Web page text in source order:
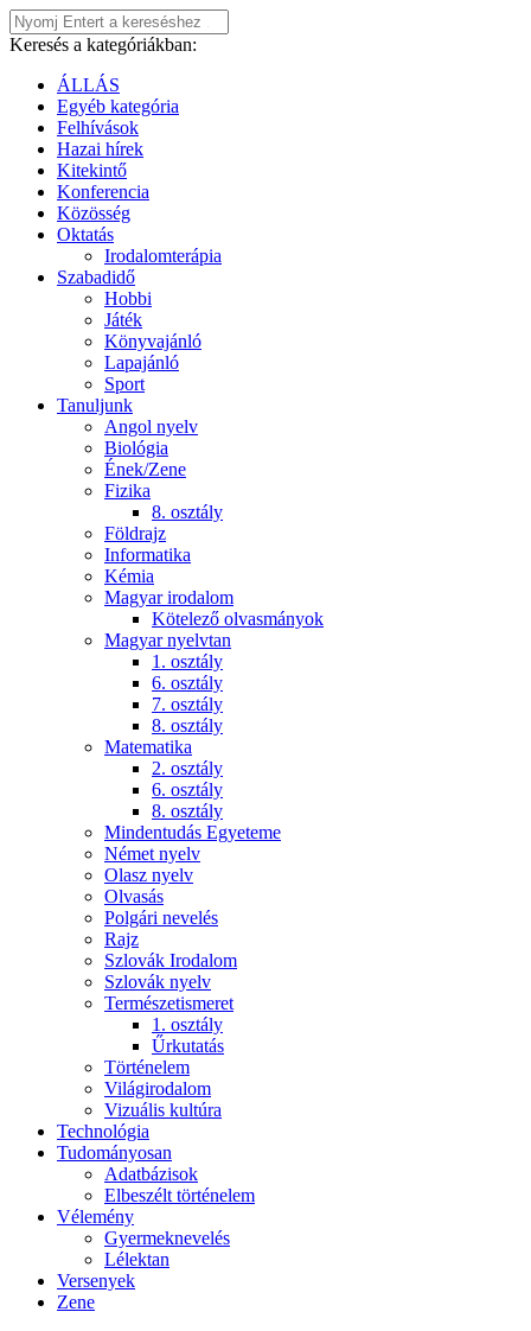
Keresés a kategóriákban:
ÁLLÁS
Egyéb kategória
Felhívások
Hazai hírek
Kitekintő
Konferencia
Közösség
Oktatás
Irodalomterápia
Szabadidő
Hobbi
Játék
Könyvajánló
Lapajánló
Sport
Tanuljunk
Angol nyelv
Biológia
Ének/Zene
Fizika
8. osztály
Földrajz
Informatika
Kémia
Magyar irodalom
Kötelező olvasmányok
Magyar nyelvtan
1. osztály
6. osztály
7. osztály
8. osztály
Matematika
2. osztály
6. osztály
8. osztály
Mindentudás Egyeteme
Német nyelv
Olasz nyelv
Olvasás
Polgári nevelés
Rajz
Szlovák Irodalom
Szlovák nyelv
Természetismeret
1. osztály
Űrkutatás
Történelem
Világirodalom
Vizuális kultúra
Technológia
Tudományosan
Adatbázisok
Elbeszélt történelem
Vélemény
Gyermeknevelés
Lélektan
Versenyek
Zene